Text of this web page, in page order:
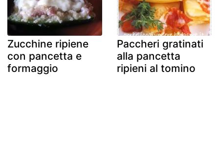
Zucchine ripiene
con pancetta e
formaggio
Paccheri gratinati
alla pancetta
ripieni al tomino